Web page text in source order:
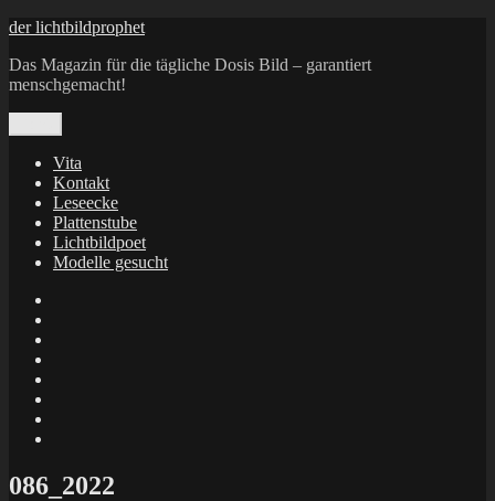
Zum
springen
der lichtbildprophet
Das Magazin für die tägliche Dosis Bild – garantiert
menschgemacht!
Vita
Kontakt
Leseecke
Plattenstube
Lichtbildpoet
Modelle gesucht
X
086_2022